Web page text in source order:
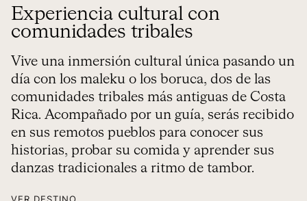
Experiencia cultural con
comunidades tribales
Vive una inmersión cultural única pasando un
día con los maleku o los boruca, dos de las
comunidades tribales más antiguas de Costa
Rica. Acompañado por un guía, serás recibido
en sus remotos pueblos para conocer sus
historias, probar su comida y aprender sus
danzas tradicionales a ritmo de tambor.